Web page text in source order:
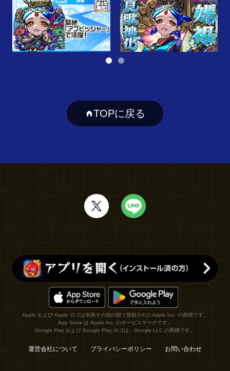
TOPに戻る
Apple および Apple ロゴは米国その他の国で登録されたApple Inc. の商標です。
App Store は Apple Inc. のサービスマークです。
Google Play および Google Play ロゴは、Google LLC の商標です。
運営会社について プライバシーポリシー お問い合わせ